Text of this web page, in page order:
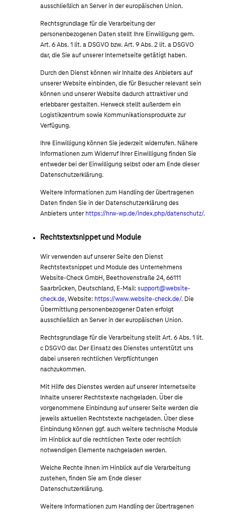
ausschließlich an Server in der europäischen Union.
Rechtsgrundlage für die Verarbeitung der
personenbezogenen Daten stellt Ihre Einwilligung gem.
Art. 6 Abs. 1 lit. a DSGVO bzw. Art. 9 Abs. 2 lit. a DSGVO
dar, die Sie auf unserer Internetseite getätigt haben.
Durch den Dienst können wir Inhalte des Anbieters auf
unserer Website einbinden, die für Besucher relevant sein
können und unserer Website dadurch attraktiver und
erlebbarer gestalten. Herweck stellt außerdem ein
Logistikzentrum sowie Kommunikationsprodukte zur
Verfügung.
Ihre Einwilligung können Sie jederzeit widerrufen. Nähere
Informationen zum Widerruf Ihrer Einwilligung finden Sie
entweder bei der Einwilligung selbst oder am Ende dieser
Datenschutzerklärung.
Weitere Informationen zum Handling der übertragenen
Daten finden Sie in der Datenschutzerklärung des
Anbieters unter https://hrw-wp.de/index.php/datenschutz/.
Rechtstextsnippet und Module
Wir verwenden auf unserer Seite den Dienst
Rechtstextsnippet und Module des Unternehmens
Website-Check GmbH, Beethovenstraße 24, 66111
Saarbrücken, Deutschland, E-Mail: support@website-
check.de, Website: https://www.website-check.de/. Die
Übermittlung personenbezogener Daten erfolgt
ausschließlich an Server in der europäischen Union.
Rechtsgrundlage für die Verarbeitung stellt Art. 6 Abs. 1 lit.
c DSGVO dar. Der Einsatz des Dienstes unterstützt uns
dabei unseren rechtlichen Verpflichtungen
nachzukommen.
Mit Hilfe des Dienstes werden auf unserer Internetseite
Inhalte unserer Rechtstexte nachgeladen. Über die
vorgenommene Einbindung auf unserer Seite werden die
jeweils aktuellen Rechtstexte nachgeladen. Über diese
Einbindung können ggf. auch weitere technische Module
im Hinblick auf die rechtlichen Texte oder rechtlich
notwendigen Elemente nachgeladen werden.
Welche Rechte Ihnen im Hinblick auf die Verarbeitung
zustehen, finden Sie am Ende dieser
Datenschutzerklärung.
Weitere Informationen zum Handling der übertragenen